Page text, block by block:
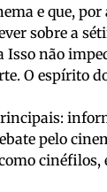
e que,
sobre a
não
O espírito
pelo